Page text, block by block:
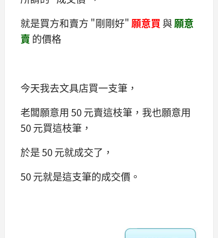
就是買方和賣方 "剛剛好" 願意買 與願意
賣 的價格
今天我去文具店買一支筆，
老闆願意用 50 元賣這枝筆，我也願意用
50 元買這枝筆，
於是 50 元就成交了，
50 元就是這支筆的成交價。